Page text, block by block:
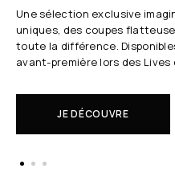
Une sélection exclusive
uniques, des coupes
toute la différence.
avant-première lors des Lives
JE DÉCOUVRE